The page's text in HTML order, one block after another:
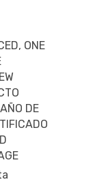
ONE
DE